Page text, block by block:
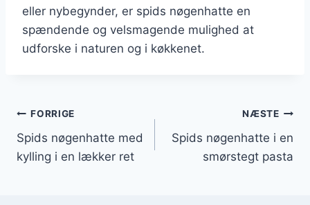
eller nybegynder, er spids nøgenhatte en
spændende og velsmagende mulighed at
udforske i naturen og i køkkenet.
Indlægsnavigation
FORRIGE
Spids nøgenhatte med
kylling i en lækker ret
NÆSTE
Spids nøgenhatte i en
smørstegt pasta